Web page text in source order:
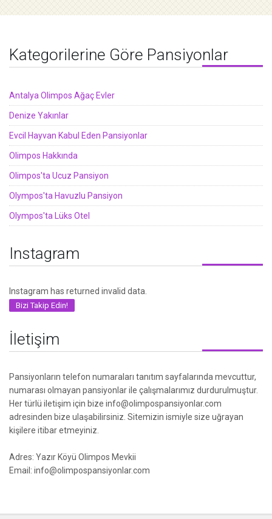
Kategorilerine Göre Pansiyonlar
Antalya Olimpos Ağaç Evler
Denize Yakınlar
Evcil Hayvan Kabul Eden Pansiyonlar
Olimpos Hakkında
Olimpos'ta Ucuz Pansiyon
Olympos'ta Havuzlu Pansiyon
Olympos'ta Lüks Otel
Instagram
Instagram has returned invalid data.
Bizi Takip Edin!
İletişim
Pansiyonların telefon numaraları tanıtım sayfalarında mevcuttur,
numarası olmayan pansiyonlar ile çalışmalarımız durdurulmuştur.
Her türlü iletişim için bize info@olimpospansiyonlar.com
adresinden bize ulaşabilirsiniz. Sitemizin ismiyle size uğrayan
kişilere itibar etmeyiniz.
Adres: Yazır Köyü Olimpos Mevkii
Email: info@olimpospansiyonlar.com